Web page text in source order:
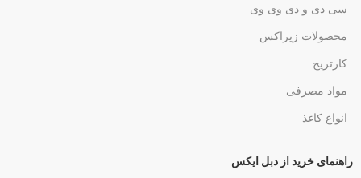
سی دی و دی وی وی
محصولات زیراکس
کارتریج
مواد مصرفی
انواع کاغذ
راهنمای خرید از دبل ایکس